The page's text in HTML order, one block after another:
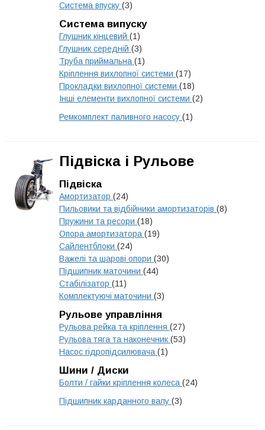
Система впуску (3)
Система випуску
Глушник кінцевий (1)
Глушник середній (3)
Труба приймальна (1)
Кріплення вихлопної системи (17)
Прокладки вихлопної системи (18)
Інші елементи вихлопної системи (2)
Ремкомплект паливного насосу (1)
Підвіска і Рульове
Підвіска
Амортизатор (24)
Пильовики та відбійники амортизаторів (8)
Пружини та ресори (18)
Опора амортизатора (19)
Сайлентблоки (24)
Важелі та шарові опори (30)
Підшипник маточини (44)
Стабілізатор (11)
Комплектуючі маточини (3)
Рульове управління
Рульова рейка та кріплення (27)
Рульова тяга та наконечник (53)
Насос гідропідсилювача (1)
Шини / Диски
Болти / гайки кріплення колеса (24)
Підшипник карданного валу (3)